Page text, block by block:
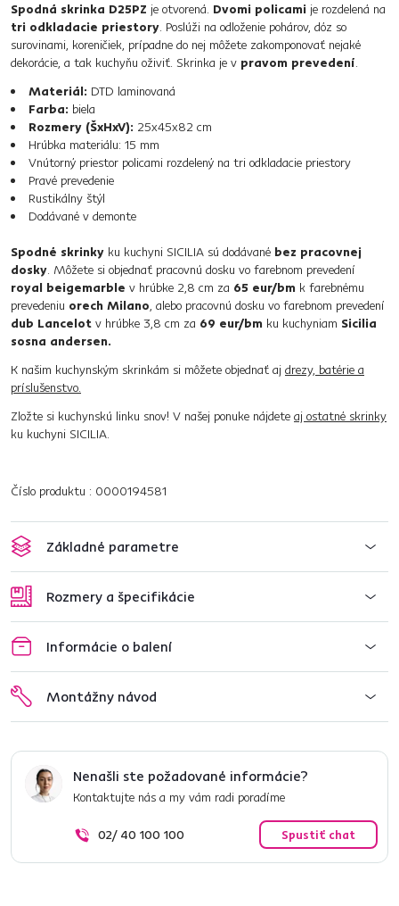
Spodná skrinka D25PZ je otvorená. Dvomi policami je rozdelená na
tri odkladacie priestory. Poslúži na odloženie pohárov, dóz so
surovinami, koreničiek, prípadne do nej môžete zakomponovať nejaké
dekorácie, a tak kuchyňu oživiť. Skrinka je v pravom prevedení.
Materiál: DTD laminovaná
Farba: biela
Rozmery (ŠxHxV): 25x45x82 cm
Hrúbka materiálu: 15 mm
Vnútorný priestor policami rozdelený na tri odkladacie priestory
Pravé prevedenie
Rustikálny štýl
Dodávané v demonte
Spodné skrinky ku kuchyni SICILIA sú dodávané bez pracovnej
dosky. Môžete si objednať pracovnú dosku vo farebnom prevedení
royal beigemarble v hrúbke 2,8 cm za 65 eur/bm k farebnému
prevedeniu orech Milano, alebo pracovnú dosku vo farebnom prevedení
dub Lancelot v hrúbke 3,8 cm za 69 eur/bm ku kuchyniam Sicilia
sosna andersen.
K našim kuchynským skrinkám si môžete objednať aj drezy, batérie a
príslušenstvo.
Zložte si kuchynskú linku snov! V našej ponuke nájdete aj ostatné skrinky
ku kuchyni SICILIA.
Číslo produktu : 0000194581
Základné parametre
Rozmery a špecifikácie
Informácie o balení
Montážny návod
Nenašli ste požadované informácie?
Kontaktujte nás a my vám radi poradíme
02/ 40 100 100 Spustiť chat